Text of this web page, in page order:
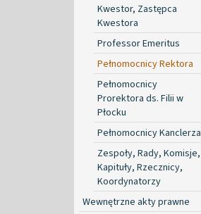
Kwestor, Zastępca
Kwestora
Professor Emeritus
Pełnomocnicy Rektora
Pełnomocnicy
Prorektora ds. Filii w
Płocku
Pełnomocnicy Kanclerza
Zespoły, Rady, Komisje,
Kapituły, Rzecznicy,
Koordynatorzy
Wewnętrzne akty prawne